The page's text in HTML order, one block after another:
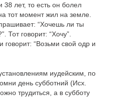
лет, то есть он болел
тот момент жил на земле.
“Хочешь ли ты
Тот говорит: “Хочу”.
говорит: “Возьми свой одр и
иудейским, по
день субботний (Исх.
трудиться, а в субботу